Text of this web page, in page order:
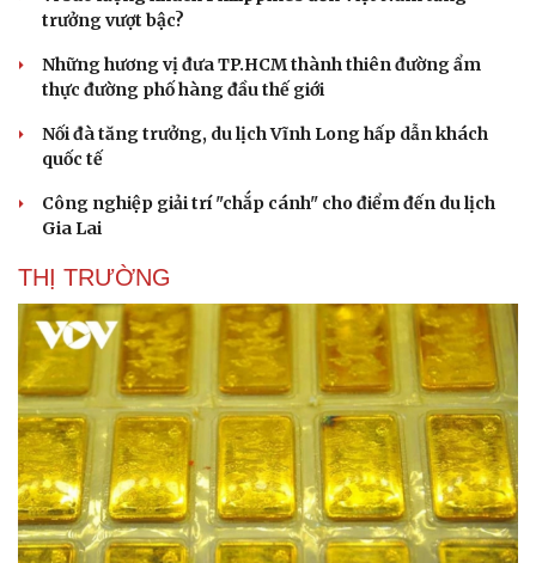
Văn hóa
Sân khấu - Điện ảnh
Âm nhạc
Di sản
Giải trí
trưởng vượt bậc?
Những hương vị đưa TP.HCM thành thiên đường ẩm
thực đường phố hàng đầu thế giới
Nối đà tăng trưởng, du lịch Vĩnh Long hấp dẫn khách
quốc tế
Công nghiệp giải trí "chắp cánh" cho điểm đến du lịch
Gia Lai
THỊ TRƯỜNG